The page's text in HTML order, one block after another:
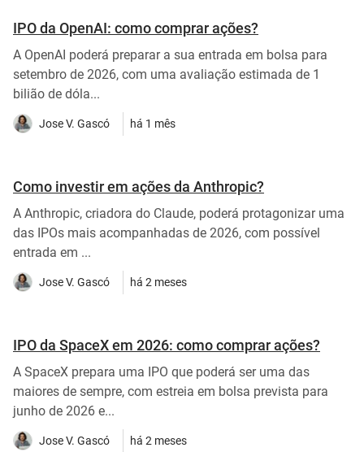
IPO da OpenAI: como comprar ações?
A OpenAI poderá preparar a sua entrada em bolsa para
setembro de 2026, com uma avaliação estimada de 1
bilião de dóla...
Jose V. Gascó há 1 mês
Como investir em ações da Anthropic?
A Anthropic, criadora do Claude, poderá protagonizar uma
das IPOs mais acompanhadas de 2026, com possível
entrada em ...
Jose V. Gascó há 2 meses
IPO da SpaceX em 2026: como comprar ações?
A SpaceX prepara uma IPO que poderá ser uma das
maiores de sempre, com estreia em bolsa prevista para
junho de 2026 e...
Jose V. Gascó há 2 meses